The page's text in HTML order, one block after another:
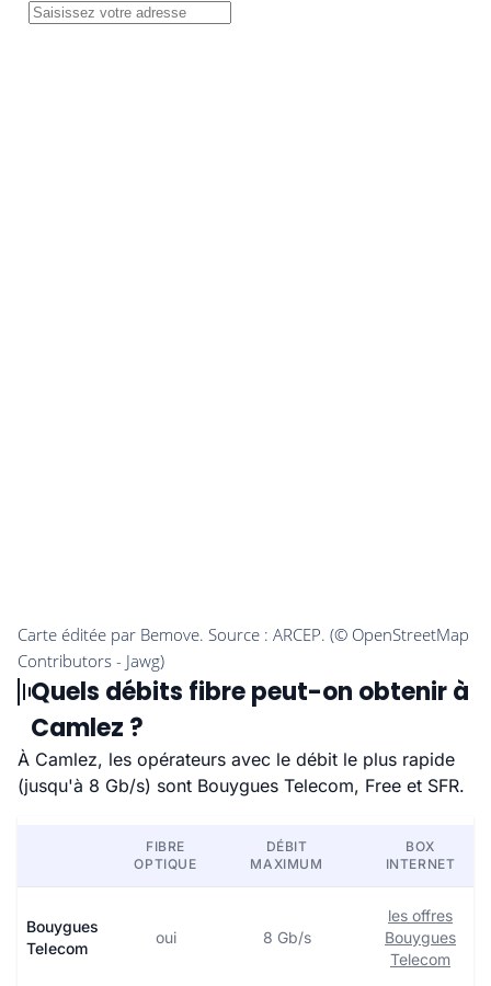
Quels débits fibre peut-on obtenir à
Camlez ?
À Camlez, les opérateurs avec le débit le plus rapide
(jusqu'à 8 Gb/s) sont Bouygues Telecom, Free et SFR.
FIBRE
OPTIQUE
DÉBIT
MAXIMUM
BOX
INTERNET
Bouygues
Telecom
oui 8 Gb/s
les offres
Bouygues
Telecom